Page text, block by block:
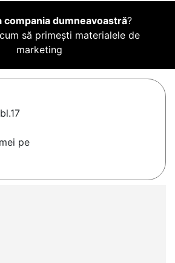
compania dumneavoastră?
să primești materialele de
marketing
pe